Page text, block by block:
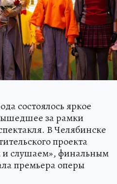
состоялось яркое
за рамки
В Челябинске
проекта
и слушаем», финальным
премьера оперы